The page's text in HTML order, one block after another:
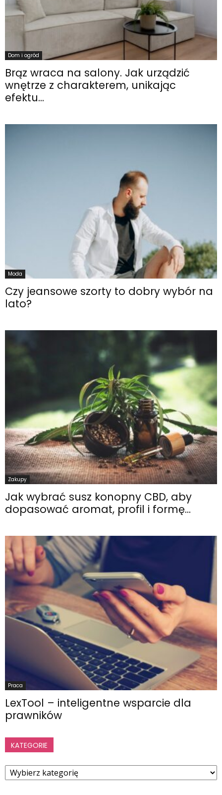
Dom i ogród
Brąz wraca na salony. Jak urządzić
wnętrze z charakterem, unikając
efektu...
Moda
Czy jeansowe szorty to dobry wybór na
lato?
Zakupy
Jak wybrać susz konopny CBD, aby
dopasować aromat, profil i formę...
Praca
LexTool – inteligentne wsparcie dla
prawników
KATEGORIE
Kategorie